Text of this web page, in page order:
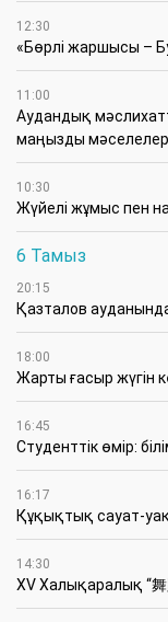
12:30
«Бөрлі жаршысы –
11:00
Аудандық
маңызды
10:30
Жүйелі жұмыс пен
6 Тамыз
20:15
Қазталов
18:00
Жарты ғасыр жүгін
16:45
Студенттік өмір:
16:17
Құқықтық сауат-
14:30
XV Халықаралық “